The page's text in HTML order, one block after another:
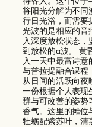
将阳光分解为不同
行日光浴，而需要
光波的是相应的音
入深度放松状态
到放松的α波。 黄
入一天中最富诗意
与普拉提融合课程
从日间的活跃向夜
一份根据个人表现
群与可改善的姿势
香气。这里的摊
牡蛎配紫苏叶，清